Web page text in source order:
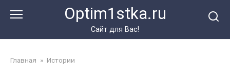
Optim1stka.ru
Сайт для Вас!
Главная » Истории